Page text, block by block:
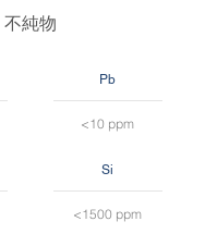
不純物
<10 ppm
Pb
<1500 ppm
Si